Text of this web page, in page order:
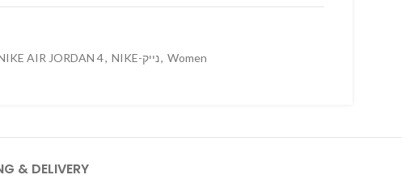
AIR JORDAN 4, NIKE-נייק, Women
& DELIVERY